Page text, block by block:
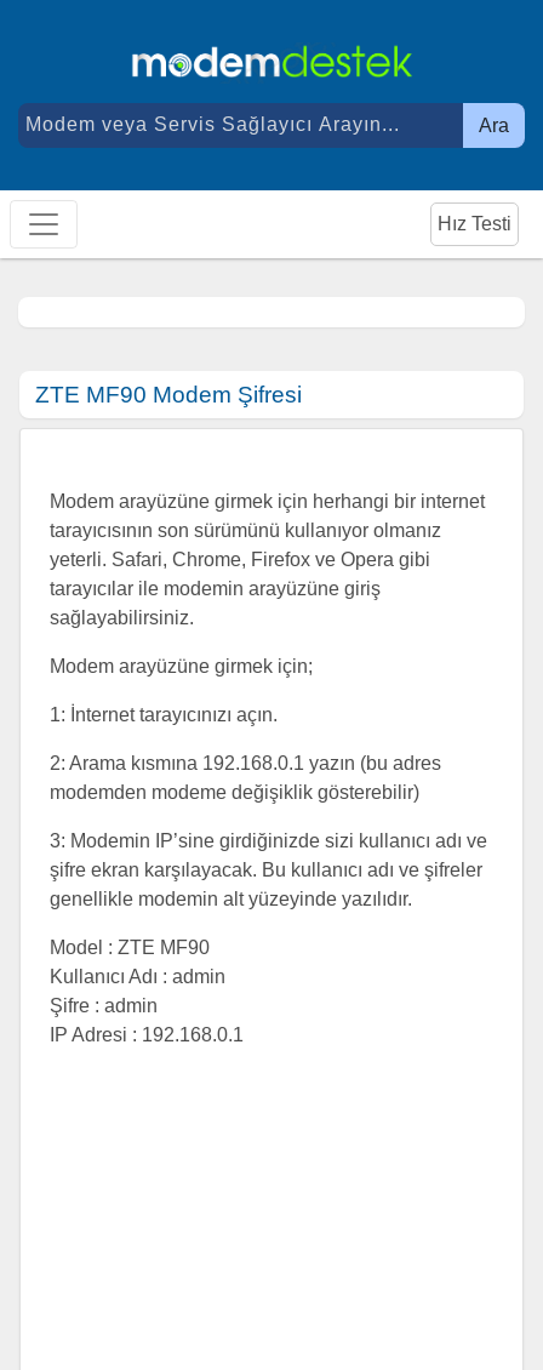
Ara
Hız Testi
ZTE MF90 Modem Şifresi
Modem arayüzüne girmek için herhangi bir internet
tarayıcısının son sürümünü kullanıyor olmanız
yeterli. Safari, Chrome, Firefox ve Opera gibi
tarayıcılar ile modemin arayüzüne giriş
sağlayabilirsiniz.
Modem arayüzüne girmek için;
1: İnternet tarayıcınızı açın.
2: Arama kısmına 192.168.0.1 yazın (bu adres
modemden modeme değişiklik gösterebilir)
3: Modemin IP’sine girdiğinizde sizi kullanıcı adı ve
şifre ekran karşılayacak. Bu kullanıcı adı ve şifreler
genellikle modemin alt yüzeyinde yazılıdır.
Model : ZTE MF90
Kullanıcı Adı : admin
Şifre : admin
IP Adresi : 192.168.0.1